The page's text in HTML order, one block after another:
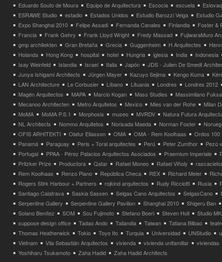
Eduardo Souto de Moura
Equipo de Arquitectura Escocia escuela
ESRAWE Studio
estadio Estados Unidos Estudio Barozzi Veiga
Estudio
Expo Shanghai 2010
Felipe Assadi Fernanda Canales Finlandia
Foster &
Francia
Frank Gehry Frank Lloyd Wright Fredy Massad
FujiwaraMuro
gmp architekten
Gran Bretaña Grecia Guggenheim H Arquitectes
Holanda
Hong Kong hospital hotel Hungria iglesia India
Indonesia
Isay Weinfeld
Islandia Israel Italia Japón
JDS - Julien De Smedt
Junya Ishigami Architects
Jürgen Mayer Kazuyo Sejima Kengo Kuma
LAN Architecture
Le Corbusier Líbano Lituania Londres
Londres 2012
Magén Arquitectos
MAPA Marcio Kogan Mass Studies
Massimilano
Mecanoo Architecten
Metro Arquitetos Mexico Mies van der Rohe
Milan
MoMA
MoMA P.S.1 Morphosis museo MVRDV
Natura Futura
NL Architects
Nommo Arquitetos Norisada Maeda Norman Foster
OFIS ARHITEKTI
Olafur Eliasson OMA OMA - Rem Koolhaas
Ordos 100
Panamá
Paraguay Peris + Toral arquitectes Perú Peter Zumthor
Pezo
Portugal
PPAA - Pérez Palacios Arquitectos Asociados Praemium Imperiale
Pritzker Prize
Productora Qatar Rafael Moneo Rafael Viñoly
Rem Koolhaas
Renzo Piano República Checa REX Richard Meier
Rogers Stirk Harbour + Partners
rojkind arquitectos Rudy Ricciotti Rusia
Santiago Calatrava
Saskia Sassen Selgas Cano Arquitectos SelgasCano
Serpentine Gallery
Serpentine Gallery Pavilion Shanghai 2010
Shigeru Ban
Solano Benítez
SOM Sou Fujimoto Stefano Boeri Steven Holl
Studio
suppose design office
Tadao Ando Tailandia Taiwan Tatiana Bilbao
Thomas Heatherwick
Tokio Toyo Ito Turquia Universidad UNStudio
Vietnam
Vila Sebastián Arquitectos vivienda vivienda unifamiliar
viviendas
Yoshiharu Tsukamoto
Zaha Hadid Zaha Hadid Architects